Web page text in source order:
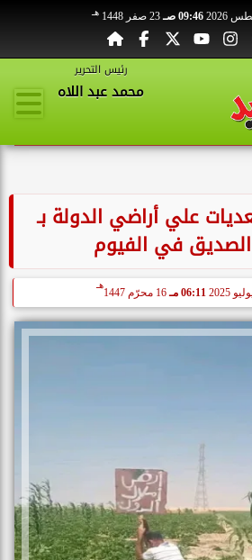
09:46 صـ 23 صفر 1448 هـ
رئيس التحرير
محمد عبد اللاه
علي أراضي الدولة بـ
في الفيوم
06:11 مـ 16 محرّم 1447
هـ